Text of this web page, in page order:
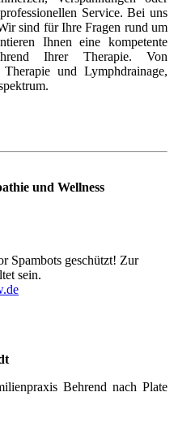
Service. Bei uns
sind für Ihre Fragen rund um
Ihnen eine kompetente
Ihrer Therapie. Von
und Lymphdrainage,
und Wellness
Spambots geschützt! Zur
sein.
Behrend nach Plate